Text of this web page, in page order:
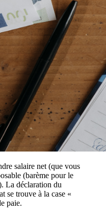
salaire net (que vous
(barème pour le
La déclaration du
se trouve à la case «
paie.